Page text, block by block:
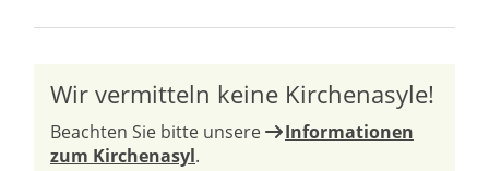
Wir vermitteln keine Kirchenasyle!
Beachten Sie bitte unsere
Informationen
zum Kirchenasyl.